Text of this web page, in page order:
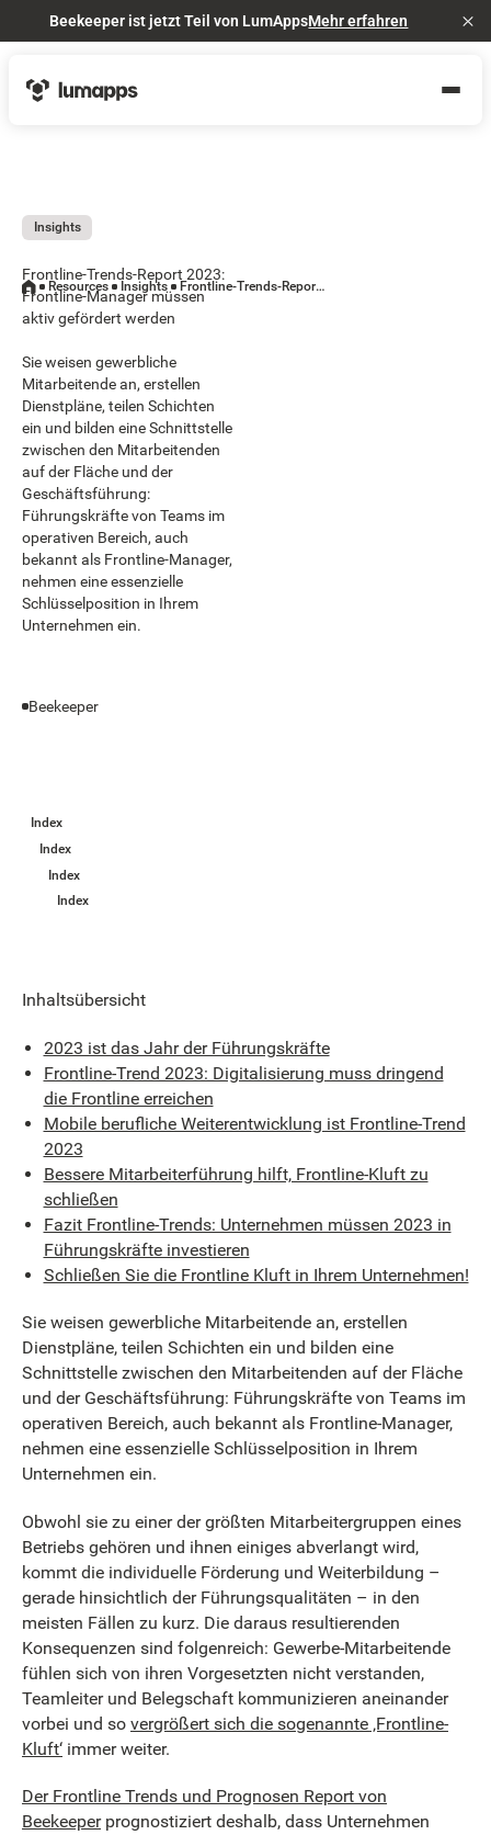
Beekeeper ist jetzt Teil von LumAppsMehr erfahren
Insights
Frontline-Trends-Report 2023:
Frontline-Manager müssen
aktiv gefördert werden
Sie weisen gewerbliche
Mitarbeitende an, erstellen
Dienstpläne, teilen Schichten
ein und bilden eine Schnittstelle
zwischen den Mitarbeitenden
auf der Fläche und der
Geschäftsführung:
Führungskräfte von Teams im
operativen Bereich, auch
bekannt als Frontline-Manager,
nehmen eine essenzielle
Schlüsselposition in Ihrem
Unternehmen ein.
Beekeeper
Resources Insights Frontline-Trends-Report 2023: Frontline-Manager müssen aktiv gefördert werden
Index
Index
Index
Index
Inhaltsübersicht
2023 ist das Jahr der Führungskräfte
Frontline-Trend 2023: Digitalisierung muss dringend
die Frontline erreichen
Mobile berufliche Weiterentwicklung ist Frontline-Trend
2023
Bessere Mitarbeiterführung hilft, Frontline-Kluft zu
schließen
Fazit Frontline-Trends: Unternehmen müssen 2023 in
Führungskräfte investieren
Schließen Sie die Frontline Kluft in Ihrem Unternehmen!
Sie weisen gewerbliche Mitarbeitende an, erstellen
Dienstpläne, teilen Schichten ein und bilden eine
Schnittstelle zwischen den Mitarbeitenden auf der Fläche
und der Geschäftsführung: Führungskräfte von Teams im
operativen Bereich, auch bekannt als Frontline-Manager,
nehmen eine essenzielle Schlüsselposition in Ihrem
Unternehmen ein.
Obwohl sie zu einer der größten Mitarbeitergruppen eines
Betriebs gehören und ihnen einiges abverlangt wird,
kommt die individuelle Förderung und Weiterbildung –
gerade hinsichtlich der Führungsqualitäten – in den
meisten Fällen zu kurz. Die daraus resultierenden
Konsequenzen sind folgenreich: Gewerbe-Mitarbeitende
fühlen sich von ihren Vorgesetzten nicht verstanden,
Teamleiter und Belegschaft kommunizieren aneinander
vorbei und so vergrößert sich die sogenannte ‚Frontline-
Kluft‘ immer weiter.
Der Frontline Trends und Prognosen Report von
Beekeeperprognostiziert deshalb, dass Unternehmen